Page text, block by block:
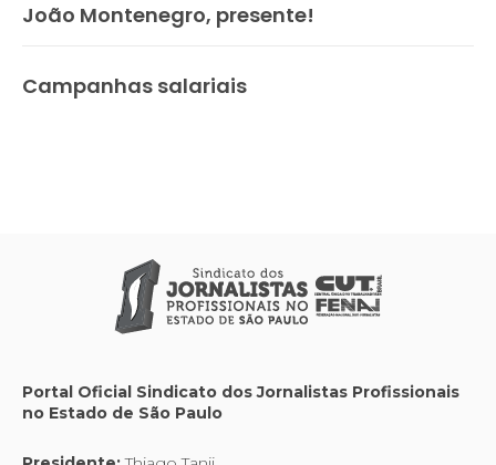
João Montenegro, presente!
Campanhas salariais
Portal Oficial Sindicato dos Jornalistas Profissionais
no Estado de São Paulo